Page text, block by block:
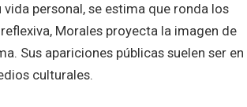
personal, se estima que ronda los
Morales proyecta la imagen de
Sus apariciones públicas suelen ser en
culturales.